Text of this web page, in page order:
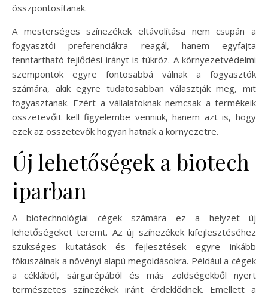
összpontosítanak.
A mesterséges színezékek eltávolítása nem csupán a
fogyasztói preferenciákra reagál, hanem egyfajta
fenntartható fejlődési irányt is tükröz. A környezetvédelmi
szempontok egyre fontosabbá válnak a fogyasztók
számára, akik egyre tudatosabban választják meg, mit
fogyasztanak. Ezért a vállalatoknak nemcsak a termékeik
összetevőit kell figyelembe venniük, hanem azt is, hogy
ezek az összetevők hogyan hatnak a környezetre.
Új lehetőségek a biotech
iparban
A biotechnológiai cégek számára ez a helyzet új
lehetőségeket teremt. Az új színezékek kifejlesztéséhez
szükséges kutatások és fejlesztések egyre inkább
fókuszálnak a növényi alapú megoldásokra. Például a cégek
a céklából, sárgarépából és más zöldségekből nyert
természetes színezékek iránt érdeklődnek. Emellett a